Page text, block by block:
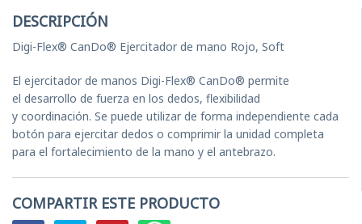
DESCRIPCIÓN
Digi-Flex® CanDo® Ejercitador de mano Rojo, Soft
El ejercitador de manos Digi-Flex® CanDo® permite
el desarrollo de fuerza en los dedos, flexibilidad
y coordinación. Se puede utilizar de forma independiente cada
botón para ejercitar dedos o comprimir la unidad completa
para el fortalecimiento de la mano y el antebrazo.
COMPARTIR ESTE PRODUCTO